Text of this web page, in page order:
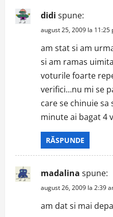
didi spune:
august 25, 2009 la 11:25
am stat si am
si am ramas
voturile foarte
verifici…nu mi se
care se chinuie
minute ai bagat 4
RĂSPUNDE
madalina spune:
august 26, 2009 la 2:39
am dat si mai